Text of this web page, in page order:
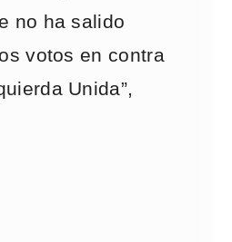
no ha salido
votos en contra
Unida”,